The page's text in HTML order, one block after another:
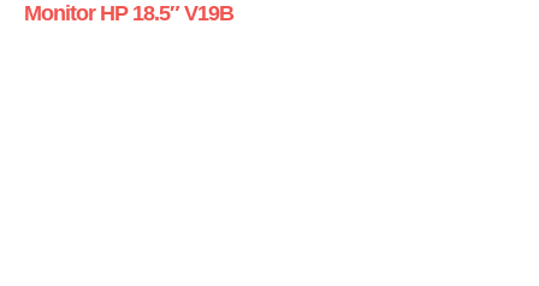
Monitor HP 18.5″ V19B